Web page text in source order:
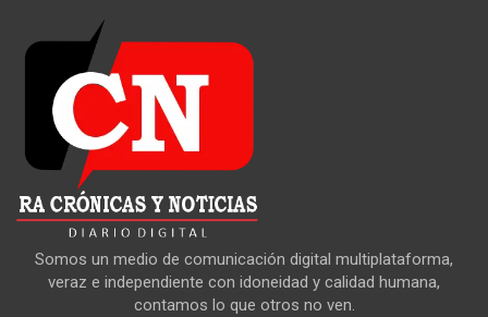
Somos un medio de comunicación digital multiplataforma,
veraz e independiente con idoneidad y calidad humana,
contamos lo que otros no ven.